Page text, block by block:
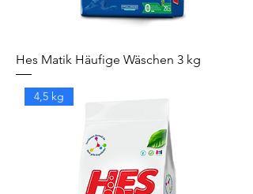
Hes Matik Häufige Wäschen 3 kg
4,5 kg